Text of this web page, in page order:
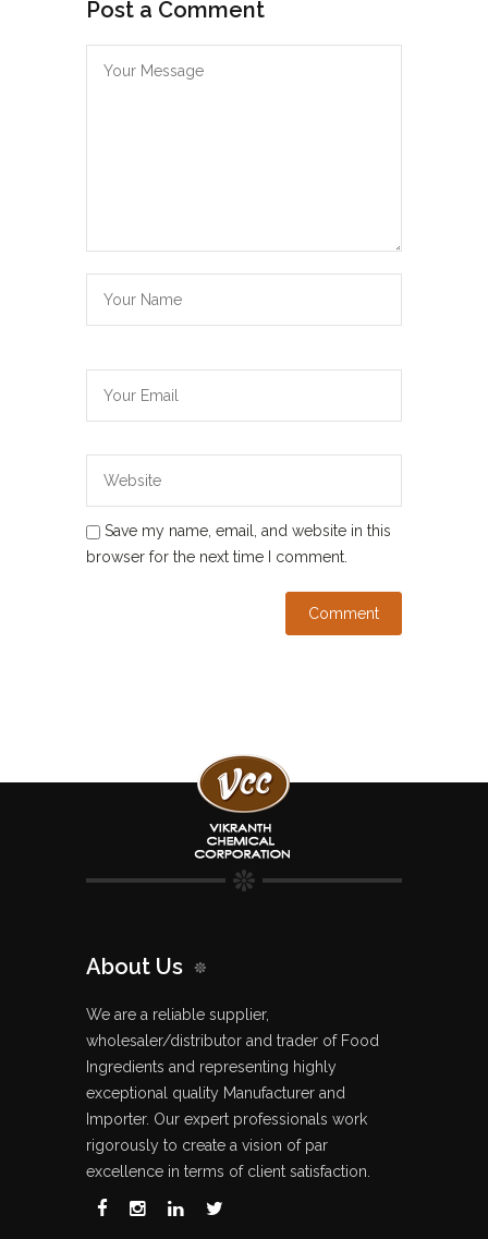
Post a Comment
Save my name, email, and website in this
browser for the next time I comment.
About Us
We are a reliable supplier,
wholesaler/distributor and trader of Food
Ingredients and representing highly
exceptional quality Manufacturer and
Importer. Our expert professionals work
rigorously to create a vision of par
excellence in terms of client satisfaction.